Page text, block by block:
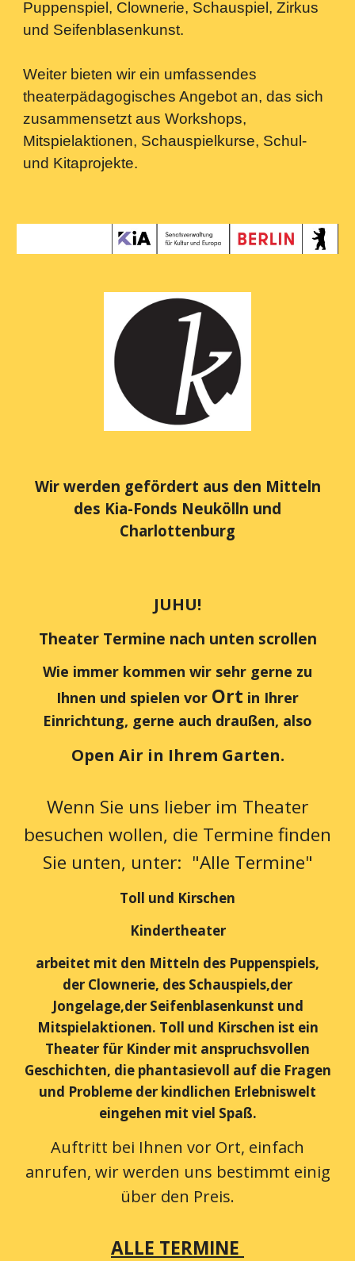
Puppenspiel, Clownerie, Schauspiel, Zirkus
und Seifenblasenkunst.
Weiter bieten wir ein umfassendes
theaterpädagogisches Angebot an, das sich
zusammensetzt aus Workshops,
Mitspielaktionen, Schauspielkurse, Schul-
und Kitaprojekte.
Wir werden gefördert aus den Mitteln
des Kia-Fonds Neukölln und
Charlottenburg
JUHU!
Theater Termine nach unten scrollen
Wie immer kommen wir sehr gerne zu
Ihnen und spielen vor Ort in Ihrer
Einrichtung, gerne auch draußen, also
Open Air in Ihrem Garten.
Wenn Sie uns lieber im Theater
besuchen wollen, die Termine finden
Sie unten, unter: "Alle Termine"
Toll und Kirschen
Kindertheater
arbeitet mit den Mitteln des Puppenspiels,
der Clownerie, des Schauspiels,der
Jongelage,der Seifenblasenkunst und
Mitspielaktionen. Toll und Kirschen ist ein
Theater für Kinder mit anspruchsvollen
Geschichten, die phantasievoll auf die Fragen
und Probleme der kindlichen Erlebniswelt
eingehen mit viel Spaß.
Auftritt bei Ihnen vor Ort, einfach
anrufen, wir werden uns bestimmt einig
über den Preis.
ALLE TERMINE